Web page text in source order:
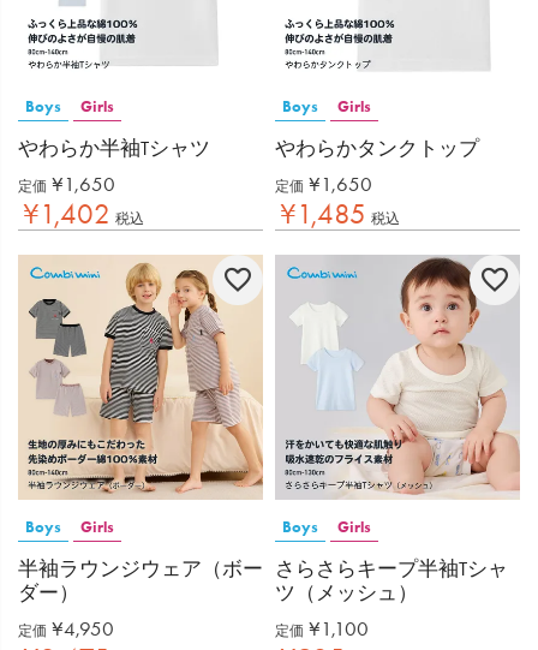
Boys Girls
やわらか半袖Tシャツ
定価 ¥ 1,650
¥1,402 税込
Boys Girls
やわらかタンクトップ
定価 ¥ 1,650
¥1,485 税込
Boys Girls
半袖ラウンジウェア（ボー
ダー）
定価 ¥4,950
Boys Girls
さらさらキープ半袖Tシャ
ツ（メッシュ）
定価 ¥ 1,100